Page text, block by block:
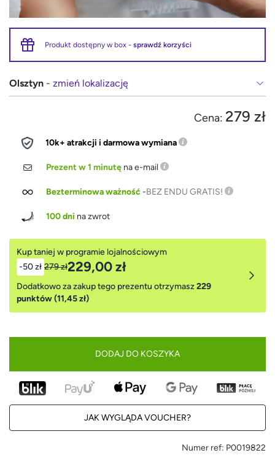
Produkt dostępny w box - sprawdź korzyści
Olsztyn - zmień lokalizację
Cena: 279 zł
10k+ atrakcji i darmowa wymiana
Prezent w 1 minutę na e-mail
Bezterminowa ważność-BEZ ENDU GRATIS!
100 dni na zwrot
Kup taniej w programie lojalnościowym
-50 zł 279 zł229,00 zł
Dodatkowo za zakup tego prezentu otrzymasz229
punktów (11,45 zł)
DODAJ DO KOSZYKA
JAK WYGLĄDA VOUCHER?
Numer ref: P0019822